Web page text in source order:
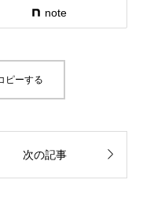
note
ピーする
次の記事 